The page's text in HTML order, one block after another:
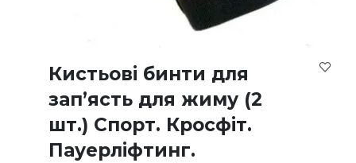
Кистьові бинти для
зап’ясть для жиму (2
шт.) Спорт. Кросфіт.
Пауерліфтинг.